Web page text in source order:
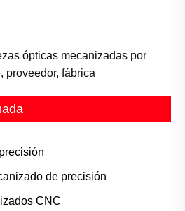
ópticas mecanizadas por
proveedor, fábrica
de precisión
CNC